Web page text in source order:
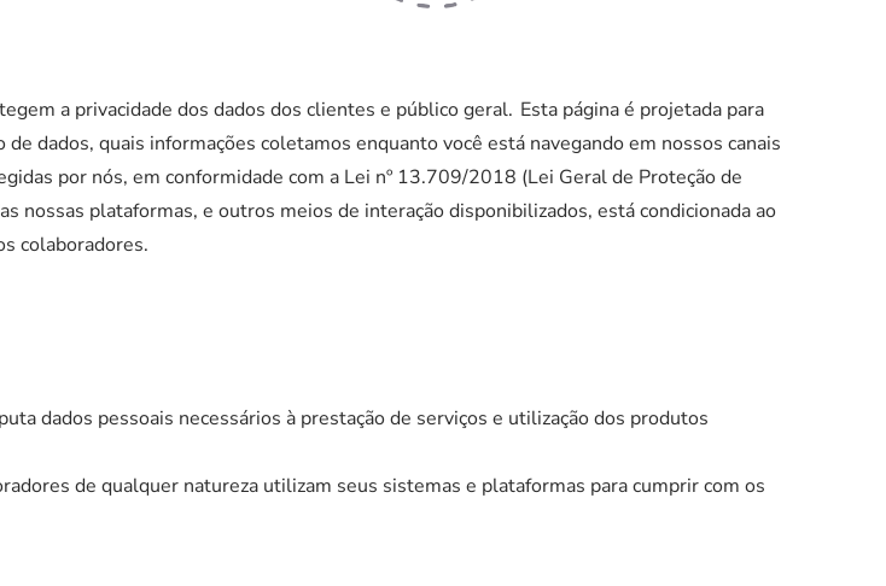
a privacidade dos dados dos clientes e público geral. Esta página é projetada para
dados, quais informações coletamos enquanto você está navegando em nossos canais
por nós, em conformidade com a Lei nº 13.709/2018 (Lei Geral de Proteção de
nossas plataformas, e outros meios de interação disponibilizados, está condicionada ao
colaboradores.
dados pessoais necessários à prestação de serviços e utilização dos produtos
de qualquer natureza utilizam seus sistemas e plataformas para cumprir com os